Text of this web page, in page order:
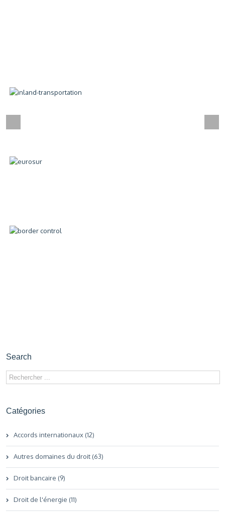
Search
Catégories
Accords internationaux (12)
Autres domaines du droit (63)
Droit bancaire (9)
Droit de l'énergie (11)